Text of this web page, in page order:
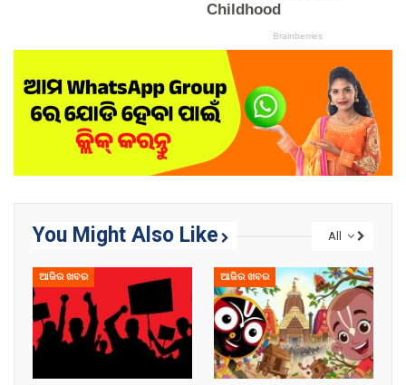
All
You Might Also Like
ଆଜିର ଖବର ଆଜିର ଖବର